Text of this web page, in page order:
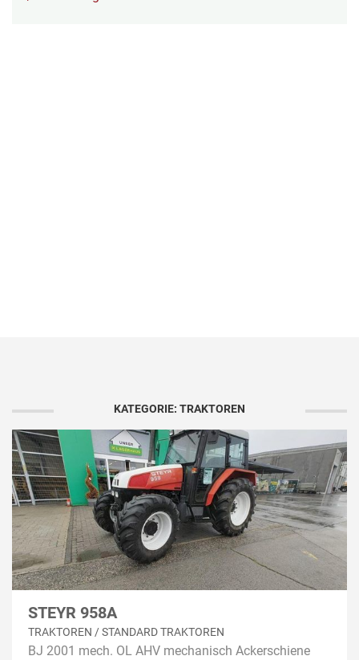
KATEGORIE: TRAKTOREN
STEYR 958A
TRAKTOREN / STANDARD TRAKTOREN
BJ 2001 mech. OL AHV mechanisch Ackerschiene